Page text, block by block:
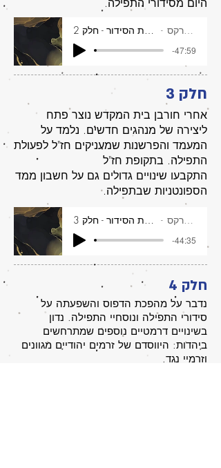
איך סידרו את הסידור - חלק 2 דליה מרקס
-47:59
חלק 3
אחרי חורבן בית המקדש נוצר פתח
ליצירה של מנהגים חדשים. נלמד על
המעמד והפרשנות שמעניקים חז"ל לפעולת
התפילה. בתקופת חז"ל
התקבעו שינויים גדולים גם על חשבון ממד
הספונטניות שבתפילה.
איך סידרו את הסידור - חלק 3 דליה מרקס
-44:35
חלק 4
נדבר על מהפכת הדפוס והשפעתה על
סידורי התפילה ונוסחיי התפילה. נדון
בשינויים דרמטיים נוספים שמתרחשים
ביהדות: היווסדם של זרמים יהודיים מגוונים
וזרמיי נגד.